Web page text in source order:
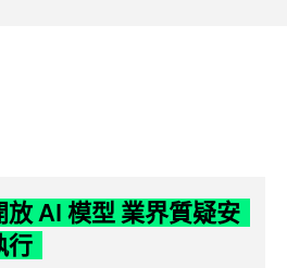
放 AI 模型 業界質疑安
行